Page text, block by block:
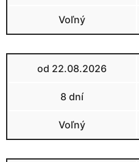
Voľný
od 22.08.2026
8 dní
Voľný